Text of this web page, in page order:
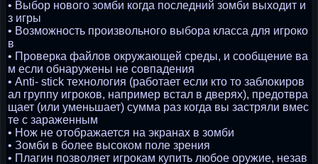
• Выбор нового зомби когда последний зомби выходит и
з игры
• Возможность произвольного выбора класса для игроко
в
• Проверка файлов окружающей среды, и сообщение ва
м если обнаружены не совпадения
• Anti- stick технология (работает если кто то заблокиров
ал группу игроков, например встал в дверях), предотвра
щает (или уменьшает) сумма раз когда вы застряли вмес
те с зараженным
• Нож не отображается на экранах в зомби
• Зомби в более высоком поле зрения
• Плагин позволяет игрокам купить любое оружие, незав